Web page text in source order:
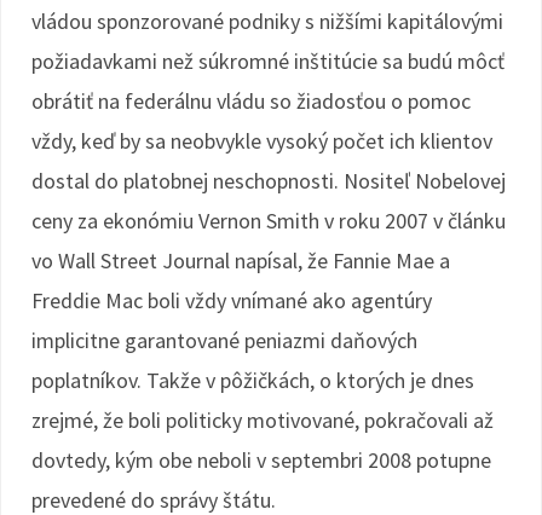
vládou sponzorované podniky s nižšími kapitálovými
požiadavkami než súkromné inštitúcie sa budú môcť
obrátiť na federálnu vládu so žiadosťou o pomoc
vždy, keď by sa neobvykle vysoký počet ich klientov
dostal do platobnej neschopnosti. Nositeľ Nobelovej
ceny za ekonómiu Vernon Smith v roku 2007 v článku
vo Wall Street Journal napísal, že Fannie Mae a
Freddie Mac boli vždy vnímané ako agentúry
implicitne garantované peniazmi daňových
poplatníkov. Takže v pôžičkách, o ktorých je dnes
zrejmé, že boli politicky motivované, pokračovali až
dovtedy, kým obe neboli v septembri 2008 potupne
prevedené do správy štátu.